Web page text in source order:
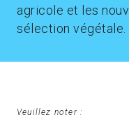
agricole et les
sélection végétale.
Veuillez noter :